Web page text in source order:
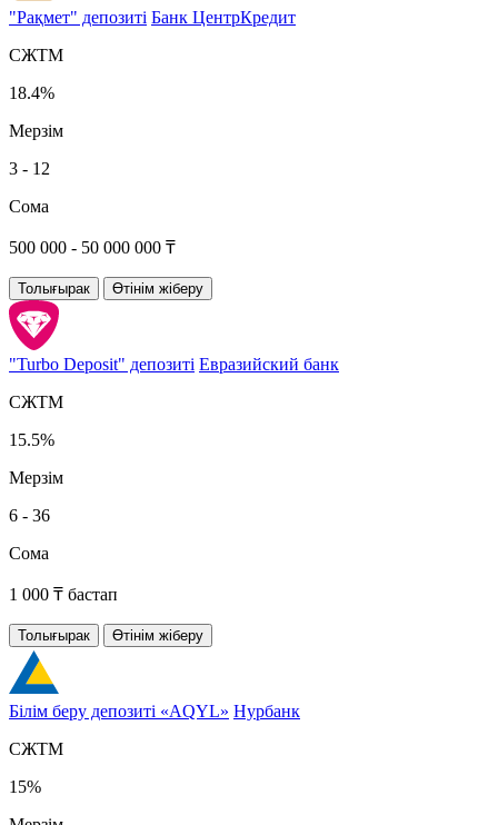
"Рақмет" депозиті Банк ЦентрКредит
СЖТМ
18.4%
Мерзім
3 - 12
Сома
500 000 - 50 000 000 ₸
Толығырак Өтінім жіберу
"Turbo Deposit" депозиті Евразийский банк
СЖТМ
15.5%
Мерзім
6 - 36
Сома
1 000 ₸ бастап
Толығырак Өтінім жіберу
Білім беру депозиті «AQYL» Нурбанк
СЖТМ
15%